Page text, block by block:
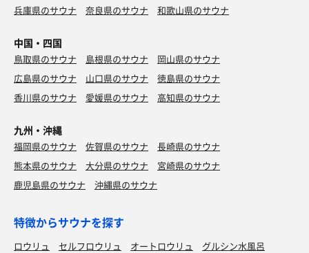
兵庫県のサウナ 奈良県のサウナ 和歌山県のサウナ
中国・四国
鳥取県のサウナ 島根県のサウナ
岡山県のサウナ
広島県のサウナ
山口県のサウナ
徳島県のサウナ
香川県のサウナ
愛媛県のサウナ 高知県のサウナ
九州・沖縄
福岡県のサウナ 佐賀県のサウナ
長崎県のサウナ
熊本県のサウナ
大分県のサウナ
宮崎県のサウナ
鹿児島県のサウナ
沖縄県のサウナ
特徴からサウナを探す
ロウリュ セルフロウリュ オートロウリュ
グルシン水風呂